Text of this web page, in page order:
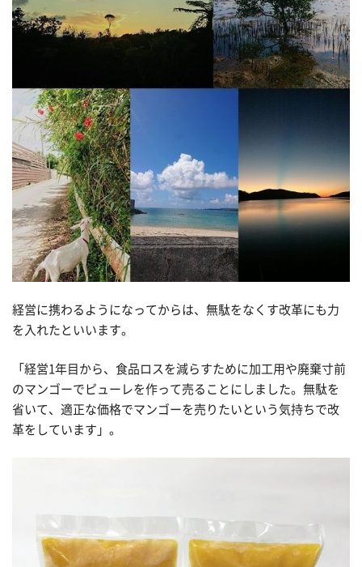
経営に携わるようになってからは、無駄をなくす改革にも力
を入れたといいます。
「経営1年目から、食品ロスを減らすために加工用や廃棄寸前
のマンゴーでピューレを作って売ることにしました。無駄を
省いて、適正な価格でマンゴーを売りたいという気持ちで改
革をしています」。